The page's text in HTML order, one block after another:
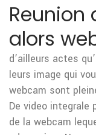
alors
d’ailleurs actes
leurs image qui
webcam sont
De video integrale
de la webcam